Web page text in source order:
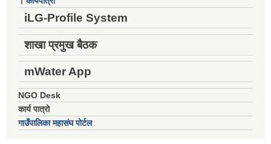
iLG-Profile System
शाखा प्रमुख बैठक
mWater App
NGO Desk
कार्य पात्रो
गाउँपालिका महासंघ पोर्टल